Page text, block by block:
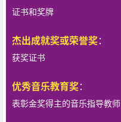
证书和奖牌
杰出成就奖或荣誉奖：
获奖证书
优秀音乐教育奖：
表彰金奖得主的音乐指导教师